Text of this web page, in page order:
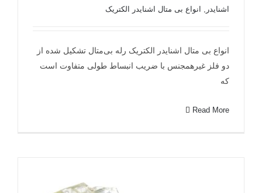
اشنایدر , انواع بی متال اشنایدر الکتریک
انواع بی متال اشنایدر الکتریک رله بی‌متال تشکیل شده از
دو فلز غیرهمجنس با ضریب انبساط طولی متفاوت است
که
Read More